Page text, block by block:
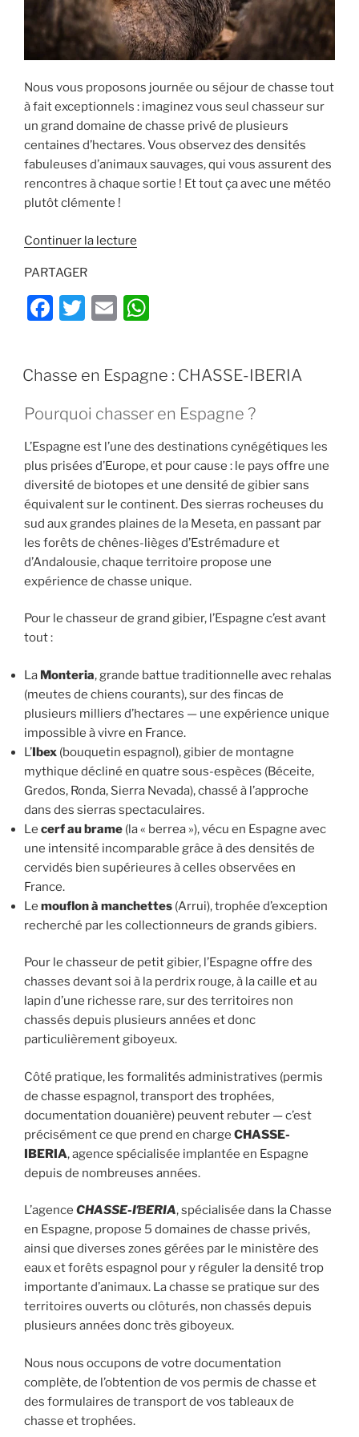
Nous vous proposons journée ou séjour de chasse tout
à fait exceptionnels : imaginez vous seul chasseur sur
un grand domaine de chasse privé de plusieurs
centaines d’hectares. Vous observez des densités
fabuleuses d’animaux sauvages, qui vous assurent des
rencontres à chaque sortie ! Et tout ça avec une météo
plutôt clémente !
Continuer la lecture
séjour
de
rêve
le
:
cerf,
daim,
sanglier
avec
guide »
PARTAGER
F
e
b
o
k
T
er
E
l
s
A
p
p
PUBLIÉ
LE
Chasse en Espagne : CHASSE-IBERIA
Pourquoi chasser en Espagne ?
L’Espagne est l’une des destinations cynégétiques les
plus prisées d’Europe, et pour cause : le pays offre une
diversité de biotopes et une densité de gibier sans
équivalent sur le continent. Des sierras rocheuses du
sud aux grandes plaines de la Meseta, en passant par
les forêts de chênes-lièges d’Estrémadure et
d’Andalousie, chaque territoire propose une
expérience de chasse unique.
Pour le chasseur de grand gibier, l’Espagne c’est avant
tout :
La Monteria, grande battue traditionnelle avec rehalas
(meutes de chiens courants), sur des fincas de
plusieurs milliers d’hectares — une expérience unique
impossible à vivre en France.
L’Ibex (bouquetin espagnol), gibier de montagne
mythique décliné en quatre sous-espèces (Béceite,
Gredos, Ronda, Sierra Nevada), chassé à l’approche
dans des sierras spectaculaires.
Le cerf au brame (la « berrea »), vécu en Espagne avec
une intensité incomparable grâce à des densités de
cervidés bien supérieures à celles observées en
France.
Le mouflon à manchettes (Arrui), trophée d’exception
recherché par les collectionneurs de grands gibiers.
Pour le chasseur de petit gibier, l’Espagne offre des
chasses devant soi à la perdrix rouge, à la caille et au
lapin d’une richesse rare, sur des territoires non
chassés depuis plusieurs années et donc
particulièrement giboyeux.
Côté pratique, les formalités administratives (permis
de chasse espagnol, transport des trophées,
documentation douanière) peuvent rebuter — c’est
précisément ce que prend en charge CHASSE-
IBERIA, agence spécialisée implantée en Espagne
depuis de nombreuses années.
L’agence CHASSE-IƁERIA, spécialisée dans la Chasse
en Espagne, propose 5 domaines de chasse privés,
ainsi que diverses zones gérées par le ministère des
eaux et forêts espagnol pour y réguler la densité trop
importante d’animaux. La chasse se pratique sur des
territoires ouverts ou clôturés, non chassés depuis
plusieurs années donc très giboyeux.
Nous nous occupons de votre documentation
complète, de l’obtention de vos permis de chasse et
des formulaires de transport de vos tableaux de
chasse et trophées.